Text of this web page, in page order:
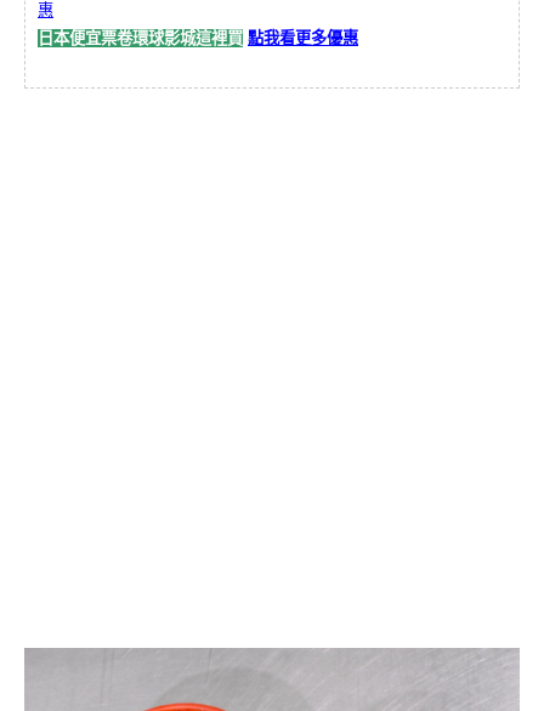
惠
日本便宜票卷環球影城這裡買 點我看更多優惠